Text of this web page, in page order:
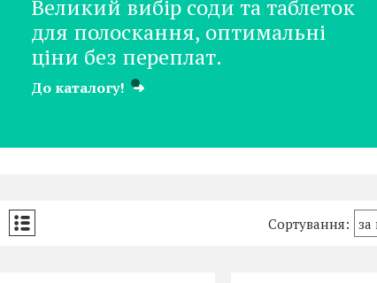
Великий вибір соди та таблеток
для полоскання, оптимальні
ціни без переплат.
До каталогу! ➜